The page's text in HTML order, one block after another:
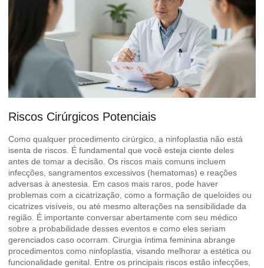
Riscos Cirúrgicos Potenciais
Como qualquer procedimento cirúrgico, a ninfoplastia não está
isenta de riscos. É fundamental que você esteja ciente deles
antes de tomar a decisão. Os riscos mais comuns incluem
infecções, sangramentos excessivos (hematomas) e reações
adversas à anestesia. Em casos mais raros, pode haver
problemas com a cicatrização, como a formação de queloides ou
cicatrizes visíveis, ou até mesmo alterações na sensibilidade da
região. É importante conversar abertamente com seu médico
sobre a probabilidade desses eventos e como eles seriam
gerenciados caso ocorram. Cirurgia íntima feminina abrange
procedimentos como ninfoplastia, visando melhorar a estética ou
funcionalidade genital. Entre os principais riscos estão infecções,